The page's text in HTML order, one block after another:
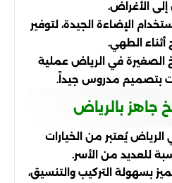
إلى الأغراض.
الإضاءة الجيدة، لتوفير
أثناء الطهي.
الصغيرة في الرياض عملية
بتصميم مدروس جيداً.
جاهز بالرياض
يُعتبر من الخيارات
للعديد من الأسر.
بسهولة التركيب والتنسيق،